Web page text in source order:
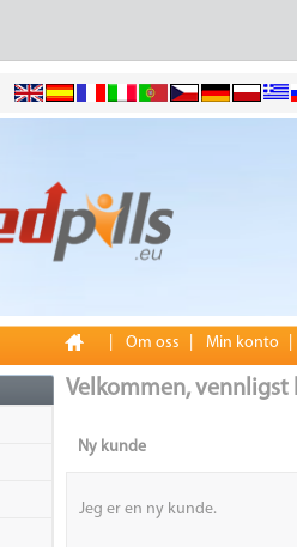
Om oss Min konto
Velkommen, vennligst
Ny kunde
Jeg er en ny kunde.